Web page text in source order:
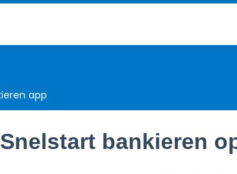
app
Snelstart bankieren